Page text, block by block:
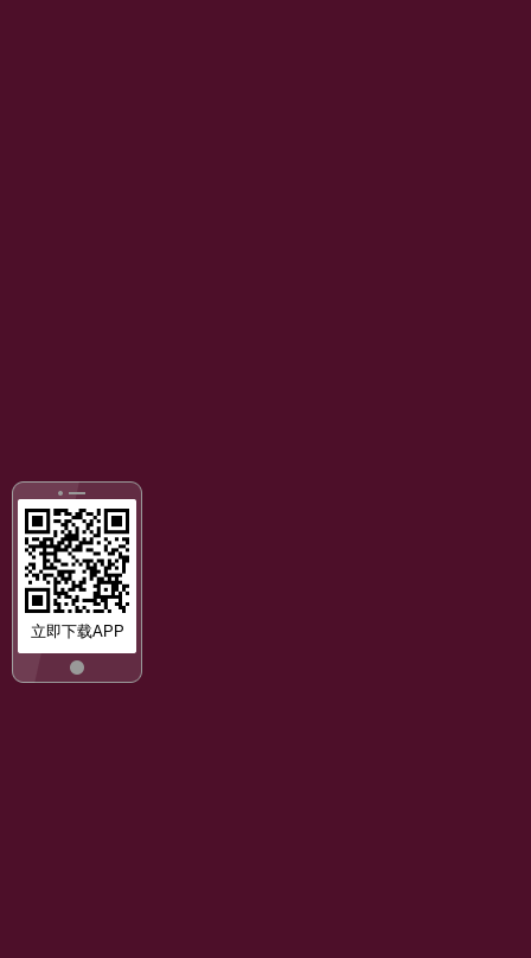
立即下载APP